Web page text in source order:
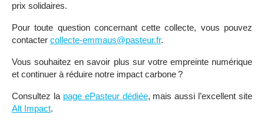
prix solidaires.
Pour toute question concernant cette collecte, vous pouvez
contacter collecte-emmaus@pasteur.fr.
Vous souhaitez en savoir plus sur votre empreinte numérique
et continuer à réduire notre impact carbone ?
Consultez la page ePasteur dédiée, mais aussi l’excellent site
Alt Impact.